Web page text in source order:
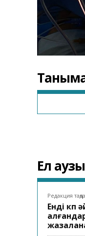
Ел
Редакция
Енді көп